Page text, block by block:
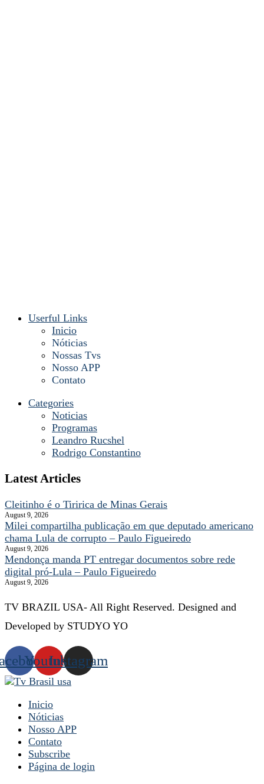
Userful Links
Inicio
Nóticias
Nossas Tvs
Nosso APP
Contato
Categories
Noticias
Programas
Leandro Rucshel
Rodrigo Constantino
Latest Articles
Cleitinho é o Tiririca de Minas Gerais
August 9, 2026
Milei compartilha publicação em que deputado americano
chama Lula de corrupto – Paulo Figueiredo
August 9, 2026
Mendonça manda PT entregar documentos sobre rede
digital pró-Lula – Paulo Figueiredo
August 9, 2026
TV BRAZIL USA- All Right Reserved. Designed and
Developed by STUDYO YO
YoutubeInstagram
Inicio
Nóticias
Nosso APP
Contato
Subscribe
Página de login